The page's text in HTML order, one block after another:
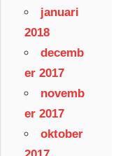
januari
2018
decemb
er 2017
novemb
er 2017
oktober